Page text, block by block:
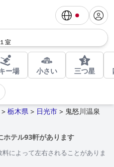
１室
ー場 小さい 三つ星
> 栃木県 > 日光市 > 鬼怒川温泉
ホテル93軒があります
によって左右されることがありま